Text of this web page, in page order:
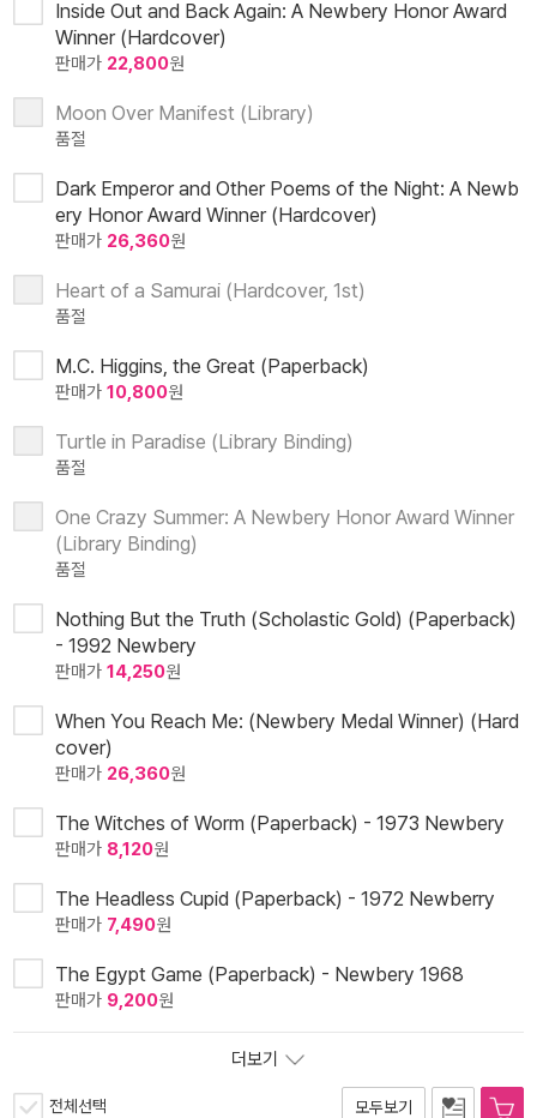
Inside Out and Back Again: A Newbery Honor Award
Winner (Hardcover)
판매가 22,800원
Moon Over Manifest (Library)
품절
Dark Emperor and Other Poems of the Night: A Newb
ery Honor Award Winner (Hardcover)
판매가 26,360원
Heart of a Samurai (Hardcover, 1st)
품절
M.C. Higgins, the Great (Paperback)
판매가 10,800원
Turtle in Paradise (Library Binding)
품절
One Crazy Summer: A Newbery Honor Award Winner
(Library Binding)
품절
Nothing But the Truth (Scholastic Gold) (Paperback)
- 1992 Newbery
판매가 14,250원
When You Reach Me: (Newbery Medal Winner) (Hard
cover)
판매가 26,360원
The Witches of Worm (Paperback) - 1973 Newbery
판매가 8,120원
The Headless Cupid (Paperback) - 1972 Newberry
판매가 7,490원
The Egypt Game (Paperback) - Newbery 1968
판매가 9,200원
더보기
전체선택 모두보기